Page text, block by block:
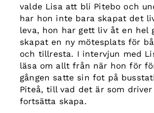
valde Lisa att bli Pitebo och
har hon inte bara skapat det
leva, hon har gett liv åt en hel
skapat en ny mötesplats för
och tillresta. I intervjun med
läsa om allt från när hon för
gången satte sin fot på
Piteå, till vad det är som
fortsätta skapa.